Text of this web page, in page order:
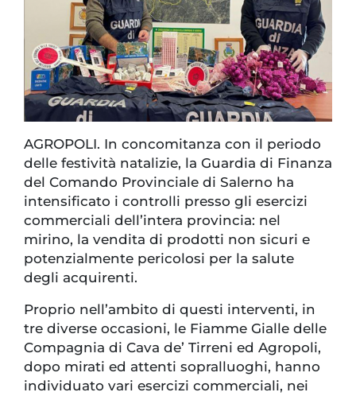
AGROPOLI. In concomitanza con il periodo
delle festività natalizie, la Guardia di Finanza
del Comando Provinciale di Salerno ha
intensificato i controlli presso gli esercizi
commerciali dell’intera provincia: nel
mirino, la vendita di prodotti non sicuri e
potenzialmente pericolosi per la salute
degli acquirenti.
Proprio nell’ambito di questi interventi, in
tre diverse occasioni, le Fiamme Gialle delle
Compagnia di Cava de’ Tirreni ed Agropoli,
dopo mirati ed attenti sopralluoghi, hanno
individuato vari esercizi commerciali, nei